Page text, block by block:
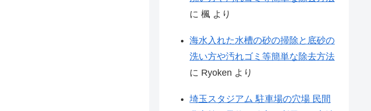
に 楓 より
海水入れた水槽の砂の掃除と底砂の
洗い方や汚れゴミ等簡単な除去方法
に Ryoken より
埼玉スタジアム 駐車場の穴場 民間